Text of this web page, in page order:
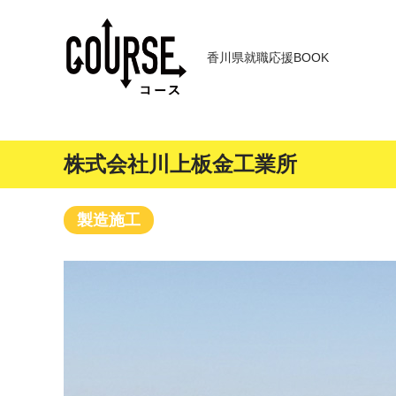
香川県就職応援BOOK
株式会社川上板金工業所
製造施工